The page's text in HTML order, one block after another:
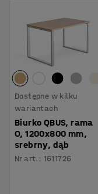
Dostępne w kilku
wariantach
Biurko QBUS, rama
O, 1200x800 mm,
srebrny, dąb
Nr art. : 1611726